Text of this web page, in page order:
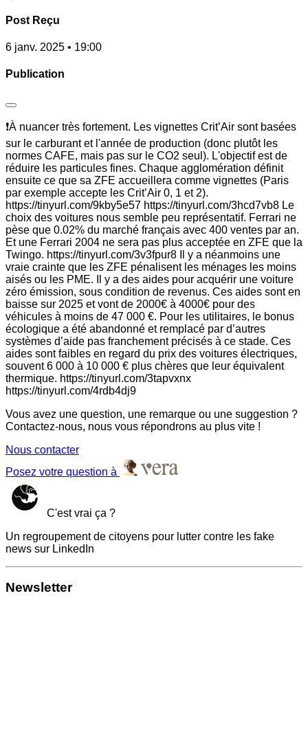
Post Reçu
6 janv. 2025 • 19:00
Publication
❗À nuancer très fortement. Les vignettes Crit’Air sont basées
sur le carburant et l'année de production (donc plutôt les
normes CAFE, mais pas sur le CO2 seul). L'objectif est de
réduire les particules fines. Chaque agglomération définit
ensuite ce que sa ZFE accueillera comme vignettes (Paris
par exemple accepte les Crit’Air 0, 1 et 2).
https://tinyurl.com/9kby5e57 https://tinyurl.com/3hcd7vb8 Le
choix des voitures nous semble peu représentatif. Ferrari ne
pèse que 0.02% du marché français avec 400 ventes par an.
Et une Ferrari 2004 ne sera pas plus acceptée en ZFE que la
Twingo. https://tinyurl.com/3v3fpur8 Il y a néanmoins une
vraie crainte que les ZFE pénalisent les ménages les moins
aisés ou les PME. Il y a des aides pour acquérir une voiture
zéro émission, sous condition de revenus. Ces aides sont en
baisse sur 2025 et vont de 2000€ à 4000€ pour des
véhicules à moins de 47 000 €. Pour les utilitaires, le bonus
écologique a été abandonné et remplacé par d’autres
systèmes d’aide pas franchement précisés à ce stade. Ces
aides sont faibles en regard du prix des voitures électriques,
souvent 6 000 à 10 000 € plus chères que leur équivalent
thermique. https://tinyurl.com/3tapvxnx
https://tinyurl.com/4rdb4dj9
Vous avez une question, une remarque ou une suggestion ?
Contactez-nous, nous vous répondrons au plus vite !
Nous contacter
Posez votre question à
C'est vrai ça ?
Un regroupement de citoyens pour lutter contre les fake
news sur LinkedIn
Newsletter